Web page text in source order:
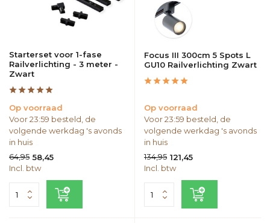
Starterset voor 1-fase
Railverlichting - 3 meter -
Zwart
Op voorraad
Voor 23:59 besteld, de
volgende werkdag 's avonds
in huis
64,95 58,45
Incl. btw
Focus III 300cm 5 Spots L
GU10 Railverlichting Zwart
Op voorraad
Voor 23:59 besteld, de
volgende werkdag 's avonds
in huis
134,95 121,45
Incl. btw